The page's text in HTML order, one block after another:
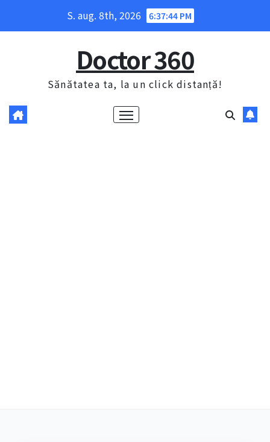
S. aug. 8th, 2026 6:37:45 PM
Doctor 360
Sănătatea ta, la un click distanță!